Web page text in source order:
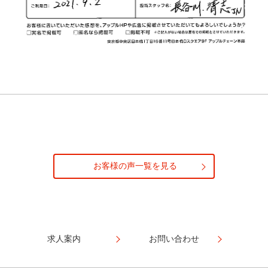
お客様の声一覧を見る
求人案内 お問い合わせ